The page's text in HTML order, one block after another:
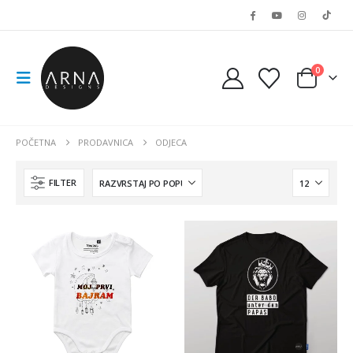
0
POČETNA PRODAVNICA ODJECA
FILTER